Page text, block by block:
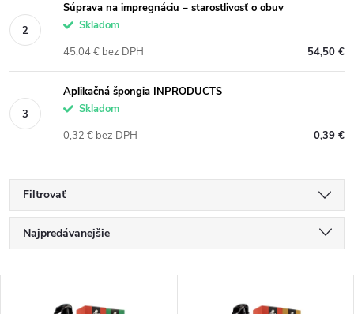
Súprava na impregnáciu – starostlivosť o obuv
Skladom
54,50 €
45,04 € bez DPH
Aplikačná špongia INPRODUCTS
Skladom
0,39 €
0,32 € bez DPH
Filtrovať
R
a
Najpredávanejšie